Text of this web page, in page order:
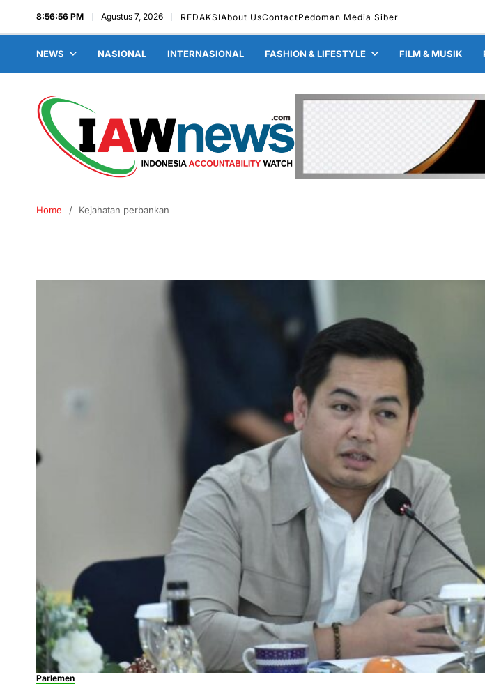
8:56:57 PM Agustus 7, 2026 REDAKSIAbout UsContactPedoman Media Siber
NEWS NASIONAL INTERNASIONAL FASHION & LIFESTYLE FILM & MUSIK
Home Kejahatan perbankan
Parlemen